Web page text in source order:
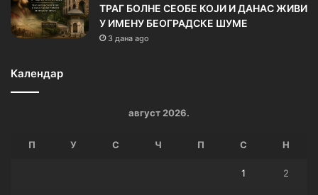
ТРАГ БОЛНЕ СЕОБЕ КОЈИ И ДАНАС ЖИВИ
У ИМЕНУ БЕОГРАДСКЕ ШУМЕ
3 дана ago
Календар
август 2026.
П У С Ч П С Н
1 2